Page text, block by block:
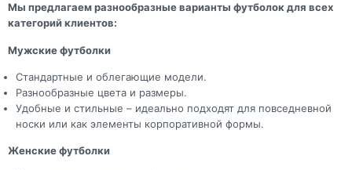
Мы предлагаем разнообразные варианты футболок для всех
категорий клиентов:
Мужские футболки
Стандартные и облегающие модели.
Разнообразные цвета и размеры.
Удобные и стильные – идеально подходят для повседневной
носки или как элементы корпоративной формы.
Женские футболки